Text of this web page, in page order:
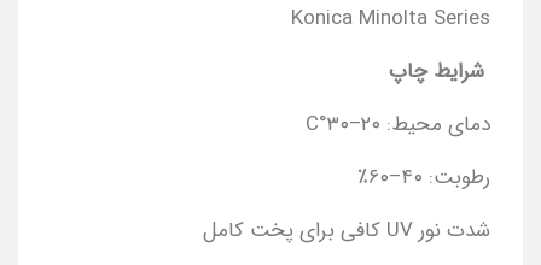
Konica Minolta Series
شرایط چاپ
دمای محیط: ۲۰–۳۰°C
رطوبت: ۴۰–۶۰٪
شدت نور UV کافی برای پخت کامل